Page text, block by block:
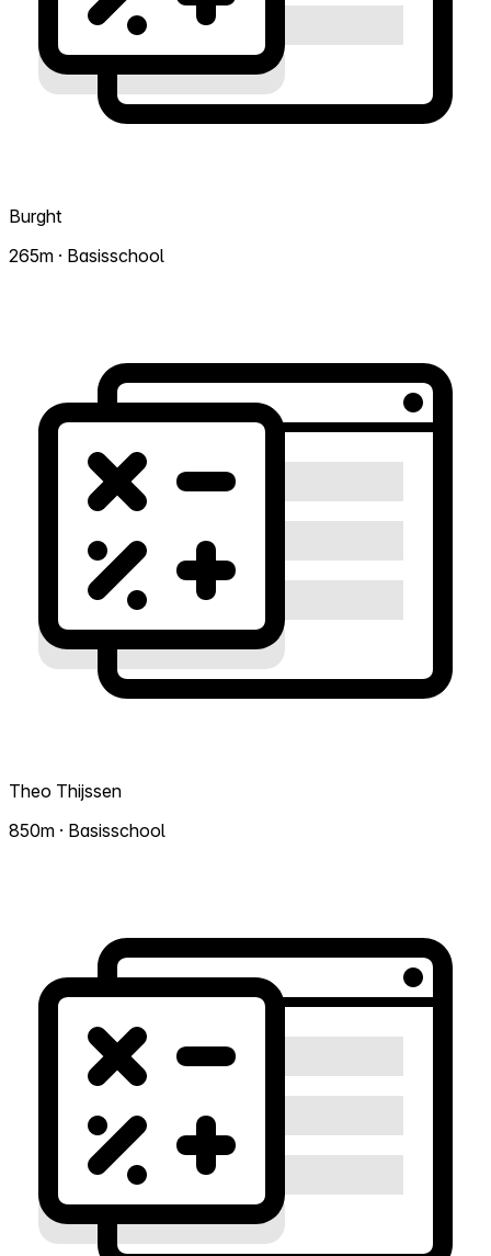
Burght
265m · Basisschool
Theo Thijssen
850m · Basisschool